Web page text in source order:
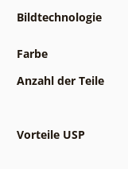
Bildtechnologie
Farbe
Anzahl der Teile
Vorteile USP